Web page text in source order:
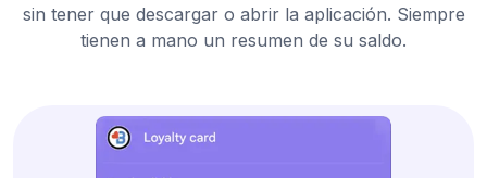
sin tener que descargar o abrir la aplicación. Siempre
tienen a mano un resumen de su saldo.